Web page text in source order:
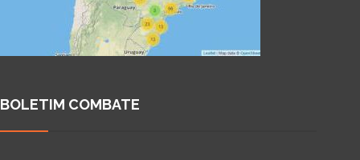
BOLETIM COMBATE